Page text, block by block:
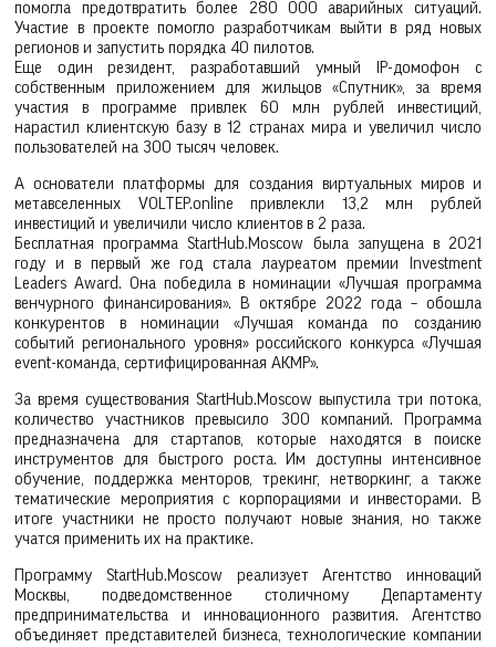
помогла предотвратить более 280 000 аварийных ситуаций.
Участие в проекте помогло разработчикам выйти в ряд новых
регионов и запустить порядка 40 пилотов.
Еще один резидент, разработавший умный IP-домофон с
собственным приложением для жильцов «Спутник», за время
участия в программе привлек 60 млн рублей инвестиций,
нарастил клиентскую базу в 12 странах мира и увеличил число
пользователей на 300 тысяч человек.
А основатели платформы для создания виртуальных миров и
метавселенных VOLTEP.online привлекли 13,2 млн рублей
инвестиций и увеличили число клиентов в 2 раза.
Бесплатная программа StartHub.Moscow была запущена в 2021
году и в первый же год стала лауреатом премии Investment
Leaders Award. Она победила в номинации «Лучшая программа
венчурного финансирования». В октябре 2022 года – обошла
конкурентов в номинации «Лучшая команда по созданию
событий регионального уровня» российского конкурса «Лучшая
event-команда, сертифицированная АКМР».
За время существования StartHub.Moscow выпустила три потока,
количество участников превысило 300 компаний. Программа
предназначена для стартапов, которые находятся в поиске
инструментов для быстрого роста. Им доступны интенсивное
обучение, поддержка менторов, трекинг, нетворкинг, а также
тематические мероприятия с корпорациями и инвесторами. В
итоге участники не просто получают новые знания, но также
учатся применить их на практике.
Программу StartHub.Moscow реализует Агентство инноваций
Москвы, подведомственное столичному Департаменту
предпринимательства и инновационного развития. Агентство
объединяет представителей бизнеса, технологические компании